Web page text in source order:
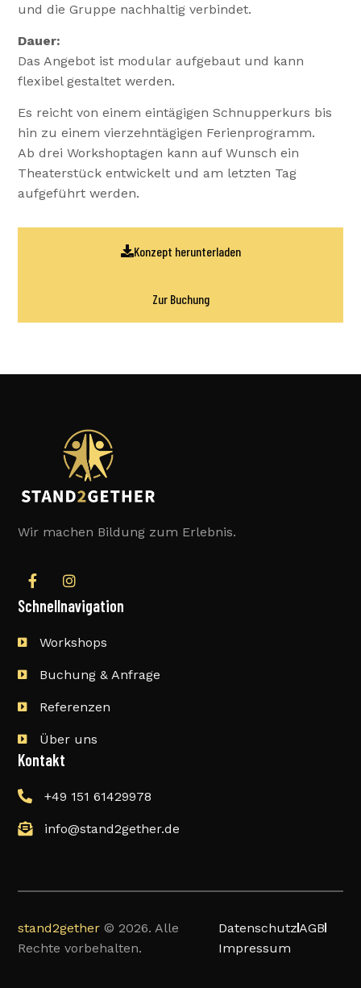
und die Gruppe nachhaltig verbindet.
Dauer:
Das Angebot ist modular aufgebaut und kann
flexibel gestaltet werden.
Es reicht von einem eintägigen Schnupperkurs bis
hin zu einem vierzehntägigen Ferienprogramm.
Ab drei Workshoptagen kann auf Wunsch ein
Theaterstück entwickelt und am letzten Tag
aufgeführt werden.
Konzept herunterladen
Zur Buchung
Wir machen Bildung zum Erlebnis.
Schnellnavigation
Workshops
Buchung & Anfrage
Referenzen
Über uns
Kontakt
+49 151 61429978
info@stand2gether.de
stand2gether © 2026. Alle
Rechte vorbehalten.
DatenschutzAGB
Impressum